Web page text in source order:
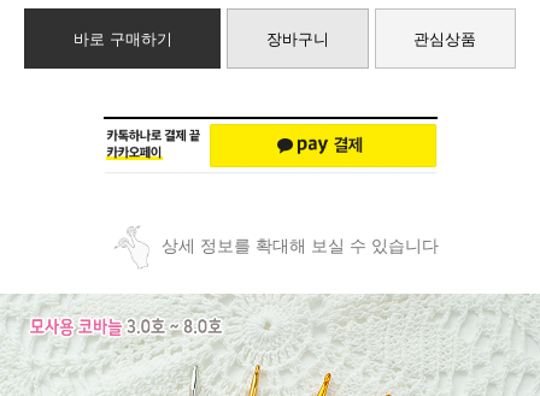
바로 구매하기 장바구니 관심상품
상세 정보를 확대해 보실 수 있습니다